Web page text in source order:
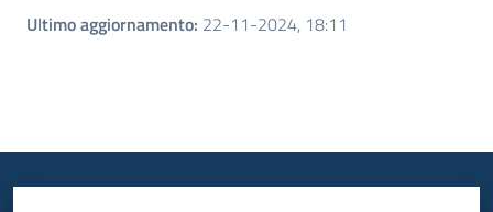
Ultimo aggiornamento: 22-11-2024, 18:11